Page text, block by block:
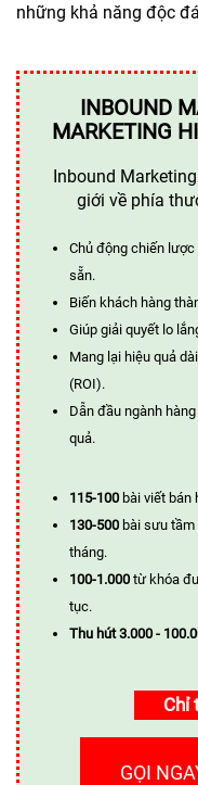
những khả năng độc
INBOUND
MARKETING
Inbound
giới về phía
Chủ động chiến
sẵn.
Biến khách hàng
Giúp giải quyết lo
Mang lại hiệu quả
(ROI).
Dẫn đầu ngành
quả.
115-100 bài viết bán
130-500 bài sưu tầm
tháng.
100-1.000 từ khóa
tục.
Thu hút 3.000 -
Chỉ
GỌI